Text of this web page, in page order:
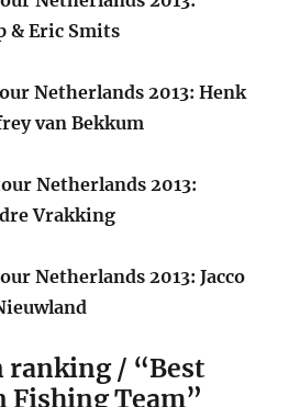
& Eric Smits
Netherlands 2013: Henk
van Bekkum
Netherlands 2013:
Vrakking
Netherlands 2013: Jacco
ranking / “Best
Fishing Team”